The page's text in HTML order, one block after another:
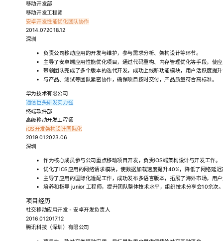
移动开发部
移动开发工程师
安卓开发性能优化 团队协作
2014.072018.12
深圳
负责公司移动应用的开发与维护，参与需求分析、架构设计等环节。
主导了安卓端应用性能优化项目，通过代码重构、内存管理优化等手段，使
带领团队完成了多个版本的迭代开发，成功上线新功能模块，用户活跃度提
与产品、测试等团队紧密协作，确保项目按时交付，产品质量符合高标准。
华为技术有限公司
通信巨头研发实力强
终端软件部
高级移动开发工程师
iOS开发架构设计 国际化
2019.012023.06
深圳
作为核心成员参与公司重点移动项目开发，负责iOS端架构设计与开发工作。
优化了iOS应用的网络请求模块，使数据加载速度提升40%，降低了网络延
主导了应用的国际化适配工作，成功发布多语言版本，拓展了海外市场，用
培养和指导 junior 工程师，提升团队整体技术水平，组织技术分享会10余次
项目经历
社交移动应用开发 - 安卓开发负责人
2016.012017.12
腾讯科技（深圳）有限公司